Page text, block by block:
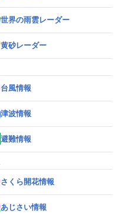
世界の雨雲レーダー
黄砂レーダー
台風情報
津波情報
避難情報
さくら開花情報
あじさい情報